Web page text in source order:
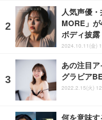
人気声優
MORE」
ボディ披露
2024.10.11(金)
あの注目
グラビア
2022.2.15(火)
何を意味